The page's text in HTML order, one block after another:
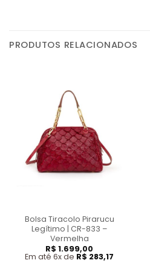
PRODUTOS RELACIONADOS
Bolsa Tiracolo Pirarucu
Legítimo | CR-833 –
Vermelha
R$ 1.699,00
Em até 6x de R$ 283,17